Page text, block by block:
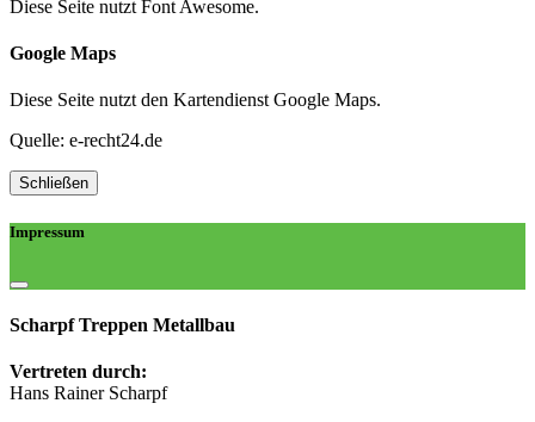
Diese Seite nutzt Font Awesome.
Google Maps
Diese Seite nutzt den Kartendienst Google Maps.
Quelle: e-recht24.de
Schließen
Impressum
Scharpf Treppen Metallbau
Vertreten durch:
Hans Rainer Scharpf